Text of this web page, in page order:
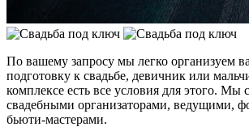
По вашему запросу мы легко организуем
подготовку к свадьбе, девичник или
комплексе есть все условия для этого. Мы
свадебными организаторами, ведущими,
бьюти-мастерами.